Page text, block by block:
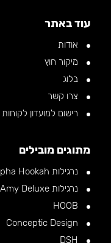
עוד באתר
אודות
מיקור חוץ
בלוג
צרו קשר
רישום למועדון לקוחות
מתוגים מובילים
נרגילות Alpha Hookah
נרגילות Amy Deluxe